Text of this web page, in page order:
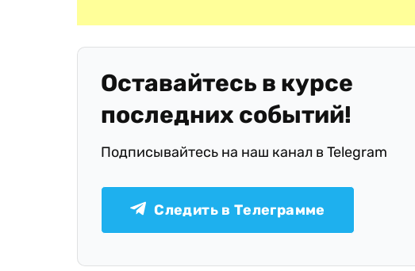
Оставайтесь в курсе
последних событий!
Подписывайтесь на наш канал в Telegram
Следить в Телеграмме